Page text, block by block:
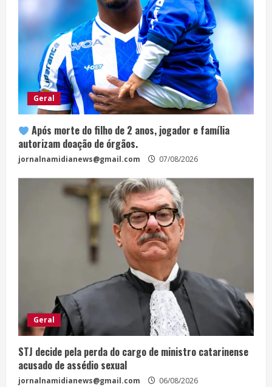
Geral
Após morte do filho de 2 anos, jogador e família
autorizam doação de órgãos.
jornalnamidianews@gmail.com 07/08/2026
Geral
STJ decide pela perda do cargo de ministro catarinense
acusado de assédio sexual
jornalnamidianews@gmail.com 06/08/2026